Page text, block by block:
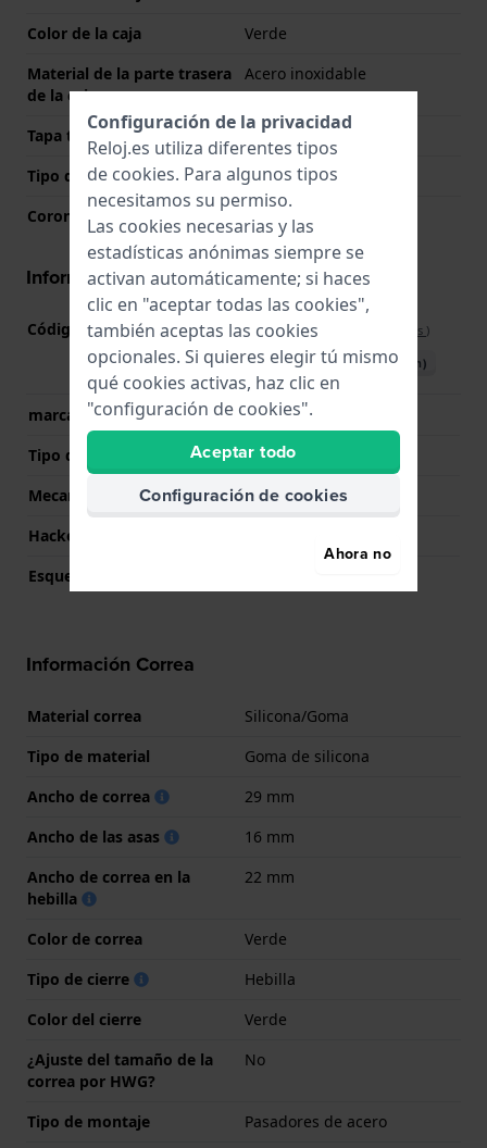
Color de la caja
Verde
Material de la parte trasera
de la caja
Acero inoxidable
Tapa trasera
Cerrado con tornillos
Tipo de cristal
Mineral
Corona
Corona tipo pull
Información del movimiento
Código de Movimiento G3265Z(Ver especificaciones )
Descargar manual (English)
marca del movimiento
PTS
Tipo de pantalla
analógico
Mecanismo
Mecánico Automático
Hackeable
Esqueletizado
Información Correa
Material correa
Silicona/Goma
Tipo de material
Goma de silicona
Ancho de correa
29 mm
Ancho de las asas
16 mm
Ancho de correa en la
hebilla
22 mm
Color de correa
Verde
Tipo de cierre
Hebilla
Color del cierre
Verde
¿Ajuste del tamaño de la
correa por HWG?
No
Tipo de montaje
Pasadores de acero
Configuración de la privacidad
Reloj.es utiliza diferentes tipos
de cookies. Para algunos tipos
necesitamos su permiso.
Las cookies necesarias y las
estadísticas anónimas siempre se
activan automáticamente; si haces
clic en "aceptar todas las cookies",
también aceptas las cookies
opcionales. Si quieres elegir tú mismo
qué cookies activas, haz clic en
"configuración de cookies".
Aceptar todo
Configuración de cookies
Ahora no